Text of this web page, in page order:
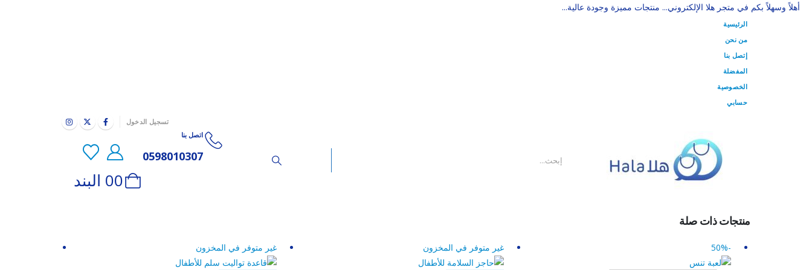
أهلاً وسهلاً بكم في متجر هلا الإلكتروني... منتجات مميزة وجودة عالية...
الرئيسية
من نحن
إتصل بنا
المفضلة
الخصوصية
حسابي
تسجيل الدخول
اتصل بنا
0598010307
00 البند
منتجات ذات صلة
-50% غير متوفر في المخزون غير متوفر في المخزون